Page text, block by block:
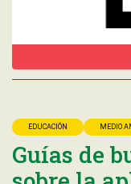
EDUCACIÓN MEDIO
Guías de